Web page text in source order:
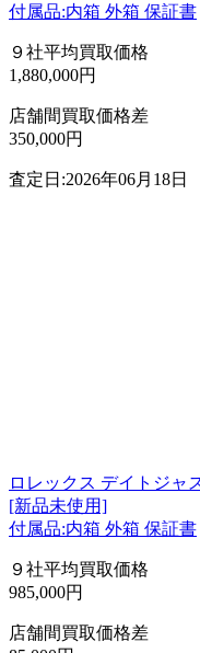
付属品:内箱 外箱 保証書
９社平均買取価格
1,880,000円
店舗間買取価格差
350,000円
査定日:2026年06月18日
ロレックス デイトジャ
[新品未使用]
付属品:内箱 外箱 保証書
９社平均買取価格
985,000円
店舗間買取価格差